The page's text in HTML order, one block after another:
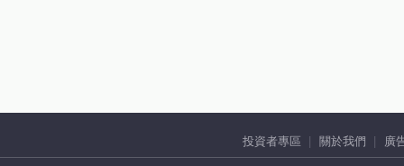
投資者專區 關於我們 廣